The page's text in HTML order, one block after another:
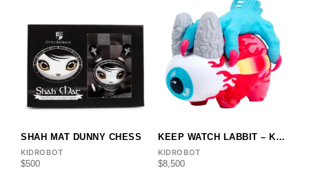
SHAH MAT DUNNY CHESS
KIDROBOT
$500
KEEP WATCH LABBIT – KOZIK X MNWKA
KIDROBOT
$8,500